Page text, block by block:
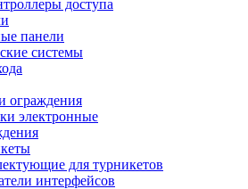
доступа
панели
системы
ограждения
электронные
для турникетов
интерфейсов